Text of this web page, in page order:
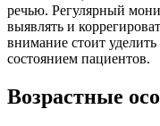
речью. Регулярный
выявлять и
внимание стоит
состоянием пациентов.
Возрастные